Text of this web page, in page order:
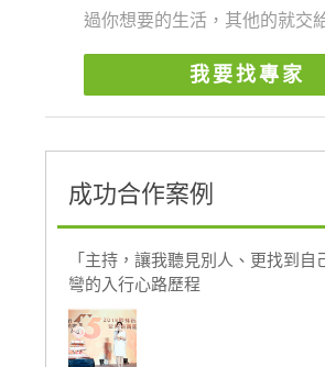
過你想要的生活，其他的就交
我要找專家
成功合作案例
「主持，讓我聽見別人、更找到自
彎的入行心路歷程